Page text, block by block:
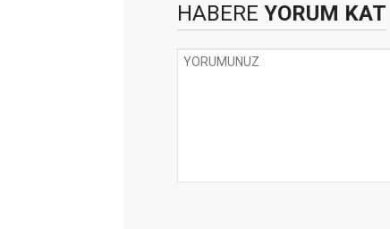
HABERE YORUM KAT